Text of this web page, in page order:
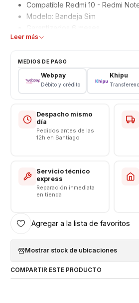
Compatible Redmi 10 - Redmi Note
Modelo: Bandeja Sim
Garantizados 6 meses
Bandeja Porta Sim - Micro SD
Tipo: Repuesto de Reemplazo
Modelo: Redmi 10 - Redmi Note 11
Respaldo VENTAS ELECTRONICAS
Leer más
MEDIOS DE PAGO
Webpay
Débito y crédito
Khipu
Despacho mismo
día
Pedidos antes de las
12h en Santiago
Servicio técnico
express
Reparación inmediata
en tienda
Agregar a la lista de favoritos
Mostrar stock de ubicaciones
COMPARTIR ESTE PRODUCTO